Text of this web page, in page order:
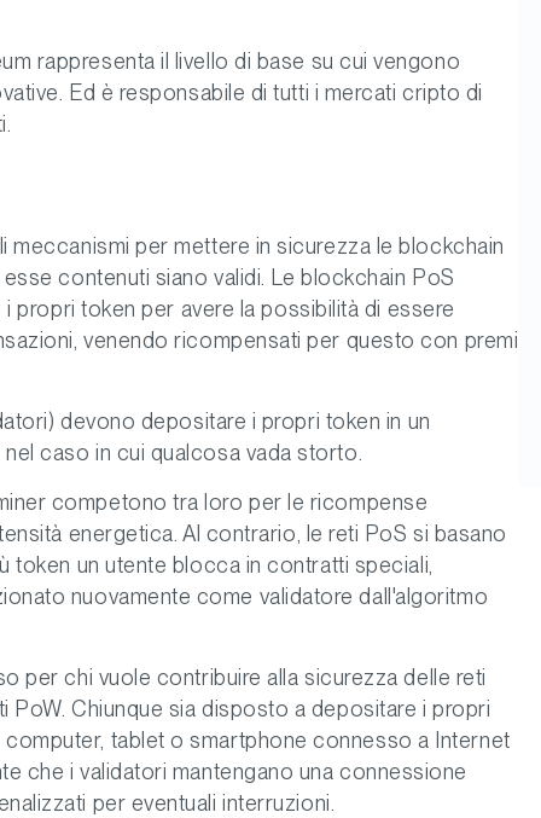
rappresenta il livello di base su cui vengono
Ed è responsabile di tutti i mercati cripto di
per mettere in sicurezza le blockchain
contenuti siano validi. Le blockchain PoS
propri token per avere la possibilità di essere
venendo ricompensati per questo con premi
devono depositare i propri token in un
caso in cui qualcosa vada storto.
competono tra loro per le ricompense
energetica. Al contrario, le reti PoS si basano
token un utente blocca in contratti speciali,
nuovamente come validatore dall'algoritmo
per chi vuole contribuire alla sicurezza delle reti
PoW. Chiunque sia disposto a depositare i propri
tablet o smartphone connesso a Internet
che i validatori mantengano una connessione
per eventuali interruzioni.